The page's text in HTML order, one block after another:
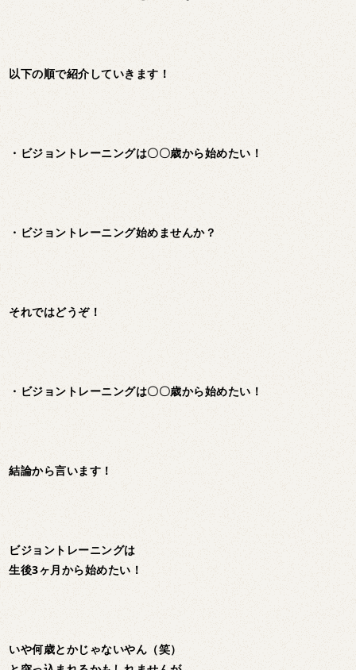
以下の順で紹介していきます！
・ビジョントレーニングは〇〇歳から始めたい！
・ビジョントレーニング始めませんか？
それではどうぞ！
・ビジョントレーニングは〇〇歳から始めたい！
結論から言います！
ビジョントレーニングは
生後3ヶ月から始めたい！
いや何歳とかじゃないやん（笑）